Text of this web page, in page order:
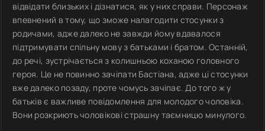
відвідати близьких і дізнатися, як у них справи. Персонаж
впевнений в тому, що зможе налагодити стосунки з
родичами, адже далеко не завжди йому вдавалося
підтримувати спільну мову з батьками і братом. Останній,
до речі, зустрічається з колишньою коханою головного
героя. Це не повинно зачіпати Бастіана, адже ці стосунки
вже далеко позаду, проте чомусь зачіпає. До того ж у
батьків є важливе повідомлення для молодого чоловіка.
Вони розкриють чоловікові страшну таємницю минулого.